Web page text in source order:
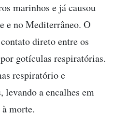
marinhos e já causou
e no Mediterrâneo. O
direto entre os
gotículas respiratórias.
respiratório e
a encalhes em
morte.